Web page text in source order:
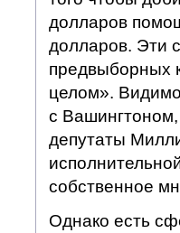
долларов
долларов. Эти
предвыборных
целом».
с
депутаты
собственное
Однако есть